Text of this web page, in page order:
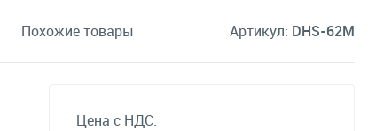
Похожие товары Артикул: DHS-62M
Цена с НДС: